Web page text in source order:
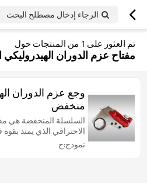
الرجاء إدخال مصطلح البحث
تم العثور على 1 من المنتجات حول
مفتاح عزم الدوران
منخفض
السلسلة المنخفضة هي
الاحترافي الذي يمتد
نموذج:ح